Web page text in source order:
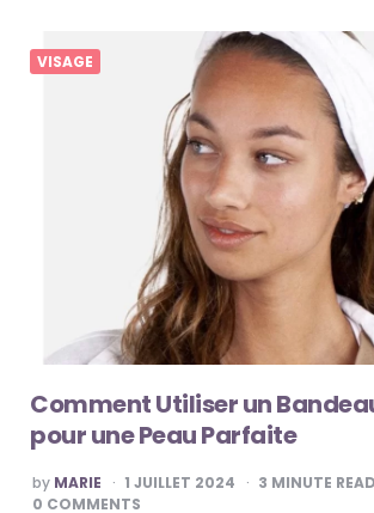
VISAGE
Comment Utiliser un
pour une Peau Parfaite
POSTED
BY
by MARIE 1 JUILLET 2024 3 MINUTE READ
0 COMMENTS